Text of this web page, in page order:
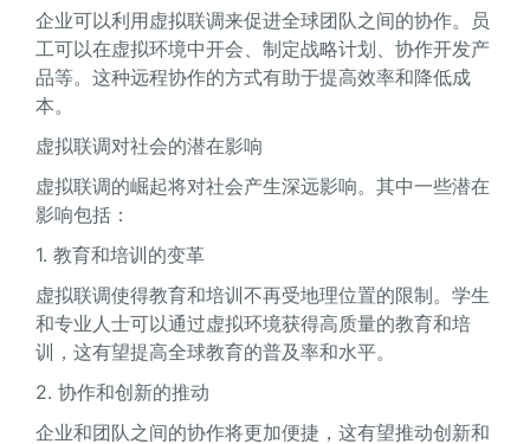
企业可以利用虚拟联调来促进全球团队之间的协作。员
工可以在虚拟环境中开会、制定战略计划、协作开发产
品等。这种远程协作的方式有助于提高效率和降低成
本。
虚拟联调对社会的潜在影响
虚拟联调的崛起将对社会产生深远影响。其中一些潜在
影响包括：
1. 教育和培训的变革
虚拟联调使得教育和培训不再受地理位置的限制。学生
和专业人士可以通过虚拟环境获得高质量的教育和培
训，这有望提高全球教育的普及率和水平。
2. 协作和创新的推动
企业和团队之间的协作将更加便捷，这有望推动创新和